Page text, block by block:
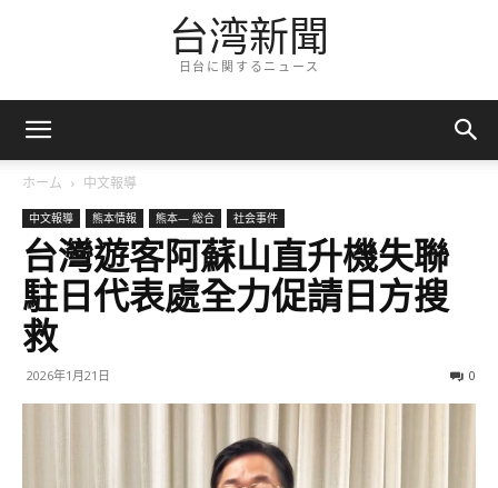
台湾新聞
日台に関するニュース
ホーム 中文報導
中文報導 熊本情報 熊本— 総合 社会事件
台灣遊客阿蘇山直升機失聯
駐日代表處全力促請日方搜
救
2026年1月21日 0